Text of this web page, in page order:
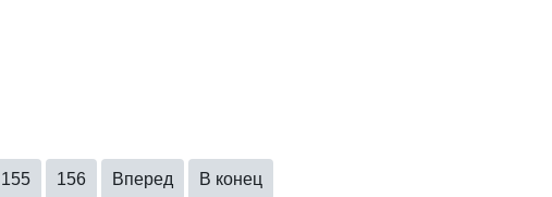
155 156 Вперед В конец